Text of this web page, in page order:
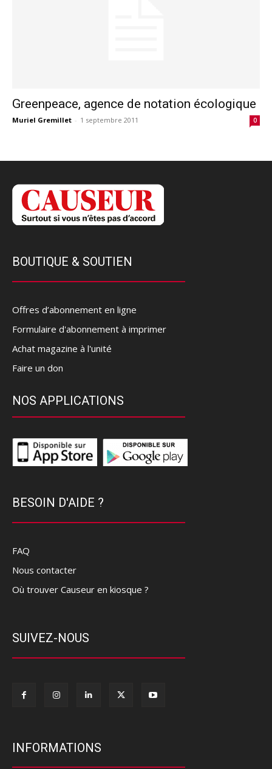
Greenpeace, agence de notation écologique
Muriel Gremillet - 1 septembre 2011 0
BOUTIQUE & SOUTIEN
Offres d’abonnement en ligne
Formulaire d'abonnement à imprimer
Achat magazine à l'unité
Faire un don
NOS APPLICATIONS
BESOIN D'AIDE ?
FAQ
Nous contacter
Où trouver Causeur en kiosque ?
SUIVEZ-NOUS
INFORMATIONS